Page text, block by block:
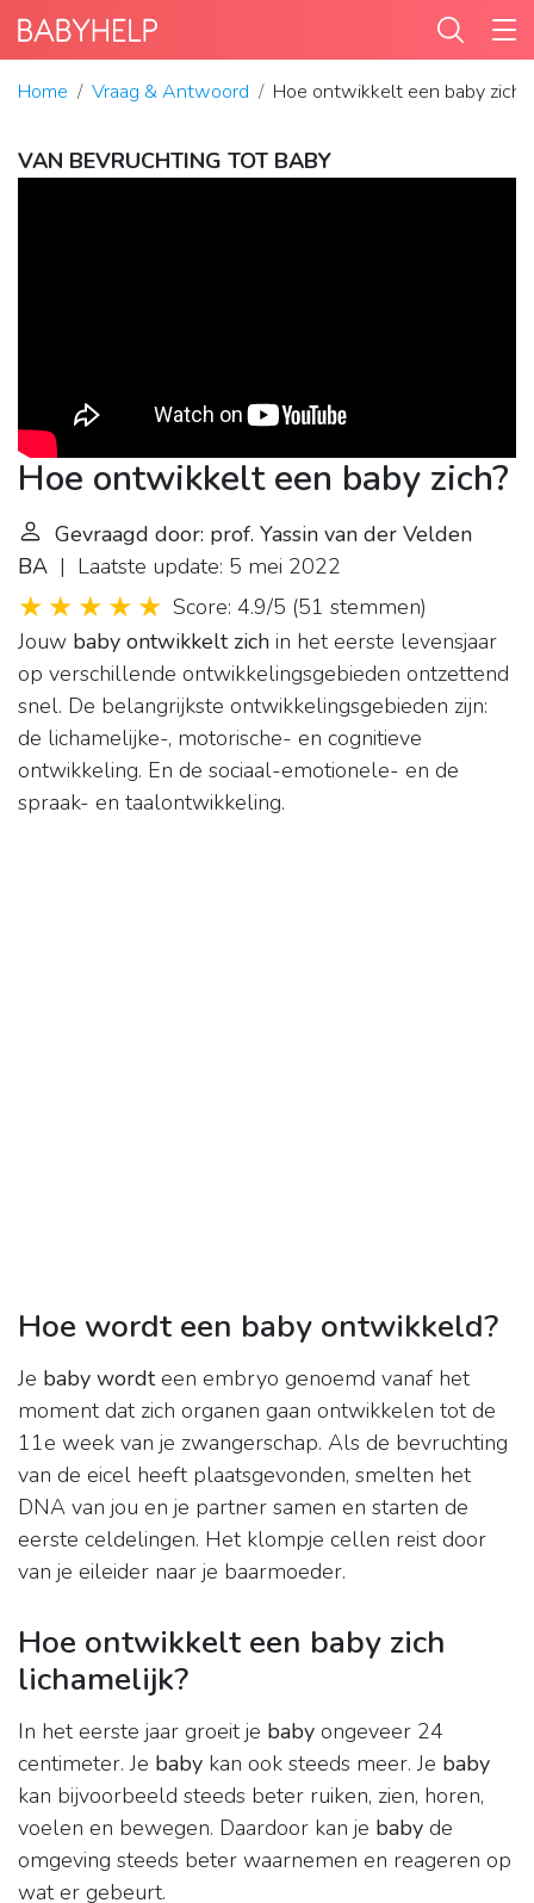
Home Vraag & Antwoord Hoe ontwikkelt een baby zich?
VAN BEVRUCHTING TOT BABY
Hoe ontwikkelt een baby zich?
Gevraagd door: prof. Yassin van der Velden
BA | Laatste update: 5 mei 2022
Score: 4.9/5 (51 stemmen)
Jouw baby ontwikkelt zich in het eerste levensjaar
op verschillende ontwikkelingsgebieden ontzettend
snel. De belangrijkste ontwikkelingsgebieden zijn:
de lichamelijke-, motorische- en cognitieve
ontwikkeling. En de sociaal-emotionele- en de
spraak- en taalontwikkeling.
Hoe wordt een baby ontwikkeld?
Je baby wordteen embryo genoemd vanaf het
moment dat zich organen gaan ontwikkelen tot de
11e week van je zwangerschap. Als de bevruchting
van de eicel heeft plaatsgevonden, smelten het
DNA van jou en je partner samen en starten de
eerste celdelingen. Het klompje cellen reist door
van je eileider naar je baarmoeder.
Hoe ontwikkelt een baby zich
lichamelijk?
In het eerste jaar groeit je baby ongeveer 24
centimeter. Je baby kan ook steeds meer. Je baby
kan bijvoorbeeld steeds beter ruiken, zien, horen,
voelen en bewegen. Daardoor kan je baby de
omgeving steeds beter waarnemen en reageren op
wat er gebeurt.